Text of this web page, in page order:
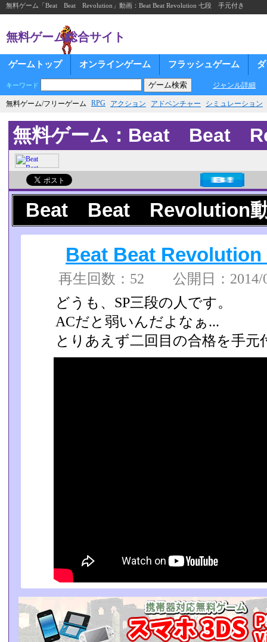
無料ゲーム「Beat Beat Revolution」動画：Beat Beat Revolution 七段 手元付き
無料ゲーム総合サイト
ゲームトップ オンラインゲーム フラッシュゲーム
キーワード ジャンル詳細
無料ゲーム/フリーゲーム RPG アクション アドベンチャー シミュレーション
無料ゲーム：Beat Beat
Beat Beat Revolution
Beat Beat
再生回数：52 公開日：2014/
どうも、SP三段の人です。
ACだと弱いんだよなぁ...
とりあえず二回目の合格を手